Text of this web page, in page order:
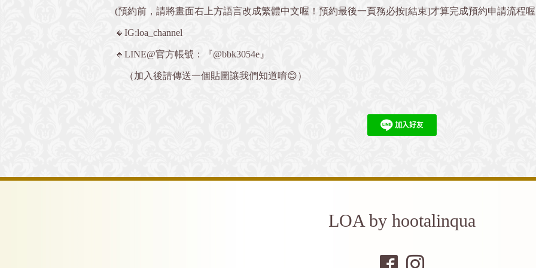
(預約前，請將畫面右上方語言改成繁體中文喔！預約最後一頁務必按[結束]才算完成預約申請流程
🔸IG:loa_channel
🔹LINE@官方帳號：『@bbk3054e』
（加入後請傳送一個貼圖讓我們知道唷😊）
LOA by hootalinqua